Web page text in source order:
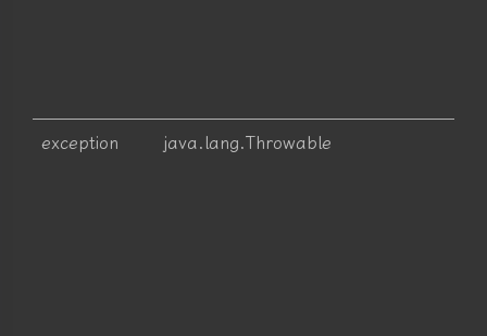
exception java.lang.Throwable